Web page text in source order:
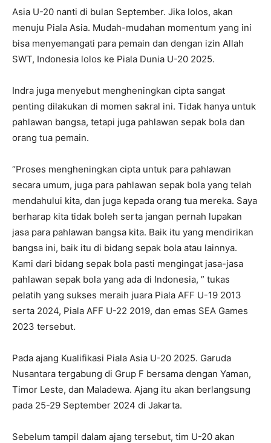
Asia U-20 nanti di bulan September. Jika lolos, akan
menuju Piala Asia. Mudah-mudahan momentum yang ini
bisa menyemangati para pemain dan dengan izin Allah
SWT, Indonesia lolos ke Piala Dunia U-20 2025.
Indra juga menyebut mengheningkan cipta sangat
penting dilakukan di momen sakral ini. Tidak hanya untuk
pahlawan bangsa, tetapi juga pahlawan sepak bola dan
orang tua pemain.
“Proses mengheningkan cipta untuk para pahlawan
secara umum, juga para pahlawan sepak bola yang telah
mendahului kita, dan juga kepada orang tua mereka. Saya
berharap kita tidak boleh serta jangan pernah lupakan
jasa para pahlawan bangsa kita. Baik itu yang mendirikan
bangsa ini, baik itu di bidang sepak bola atau lainnya.
Kami dari bidang sepak bola pasti mengingat jasa-jasa
pahlawan sepak bola yang ada di Indonesia, ” tukas
pelatih yang sukses meraih juara Piala AFF U-19 2013
serta 2024, Piala AFF U-22 2019, dan emas SEA Games
2023 tersebut.
Pada ajang Kualifikasi Piala Asia U-20 2025. Garuda
Nusantara tergabung di Grup F bersama dengan Yaman,
Timor Leste, dan Maladewa. Ajang itu akan berlangsung
pada 25-29 September 2024 di Jakarta.
Sebelum tampil dalam ajang tersebut, tim U-20 akan